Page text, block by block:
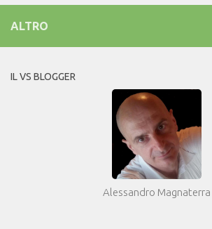
ALTRO
IL VS BLOGGER
Alessandro Magnaterra